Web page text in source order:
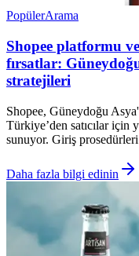
PopülerArama
Shopee platformu
fırsatlar:
stratejileri
Shopee, Güneydoğu
Türkiye’den satıcılar için
sunuyor. Giriş
Daha fazla bilgi edinin